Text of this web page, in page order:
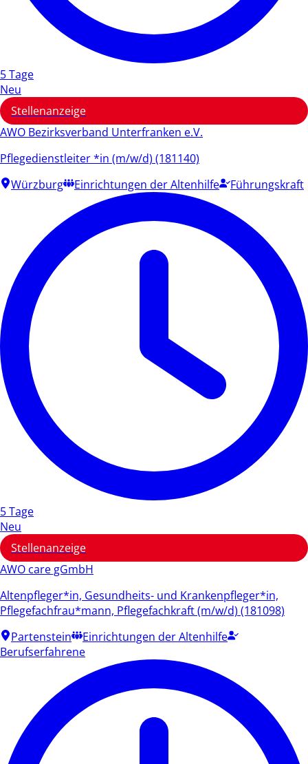
5 Tage
Neu
Stellenanzeige
AWO Bezirksverband Unterfranken e.V.
Pflegedienstleiter *in (m/w/d) (181140)
Würzburg
Einrichtungen der Altenhilfe Führungskraft
5 Tage
Neu
Stellenanzeige
AWO care gGmbH
Altenpfleger*in, Gesundheits- und Krankenpfleger*in,
Pflegefachfrau*mann, Pflegefachkraft (m/w/d) (181098)
Partenstein
Einrichtungen der Altenhilfe
Berufserfahrene